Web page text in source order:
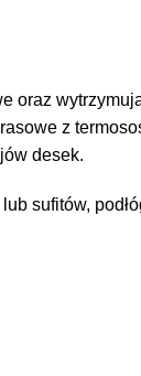
oraz
z
desek.
sufitów,